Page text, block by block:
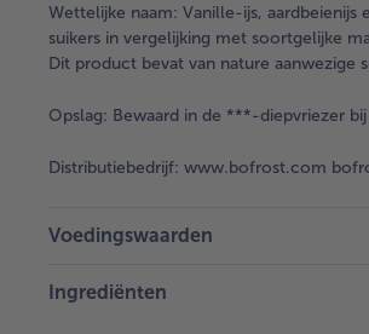
Wettelijke naam: Vanille-ijs, aardbeienijs
suikers in vergelijking met soortgelijke
Dit product bevat van nature aanwezige
Opslag: Bewaard in de ***-diepvriezer bij
Distributiebedrijf: www.bofrost.com
Voedingswaarden
Ingrediënten